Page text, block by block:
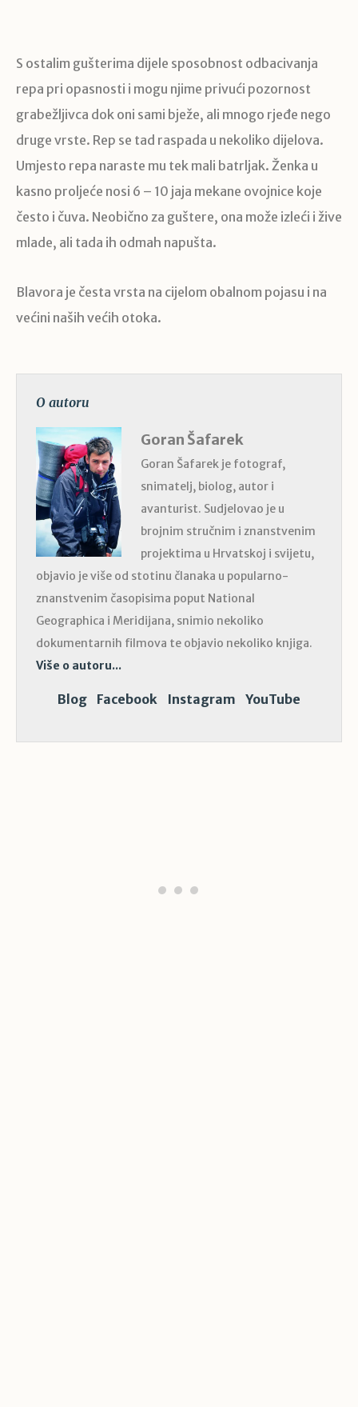
S ostalim gušterima dijele sposobnost odbacivanja
repa pri opasnosti i mogu njime privući pozornost
grabežljivca dok oni sami bježe, ali mnogo rjeđe nego
druge vrste. Rep se tad raspada u nekoliko dijelova.
Umjesto repa naraste mu tek mali batrljak. Ženka u
kasno proljeće nosi 6 – 10 jaja mekane ovojnice koje
često i čuva. Neobično za guštere, ona može izleći i žive
mlade, ali tada ih odmah napušta.
Blavora je česta vrsta na cijelom obalnom pojasu i na
većini naših većih otoka.
O autoru
Goran Šafarek
Goran Šafarek je fotograf,
snimatelj, biolog, autor i
avanturist. Sudjelovao je u
brojnim stručnim i znanstvenim
projektima u Hrvatskoj i svijetu,
objavio je više od stotinu članaka u popularno-
znanstvenim časopisima poput National
Geographica i Meridijana, snimio nekoliko
dokumentarnih filmova te objavio nekoliko knjiga.
Više o autoru...
Blog Facebook Instagram YouTube